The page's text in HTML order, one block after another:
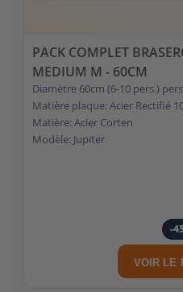
PACK COMPLET
MEDIUM M - 60CM
Diamètre 60cm (6-10 pers.)
Matière plaque: Acier Rectifié
Matière: Acier Corten
Modèle: Jupiter
-
VOIR LE